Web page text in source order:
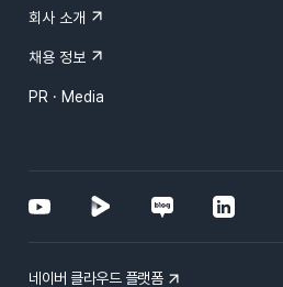
회사 소개
채용 정보
PR · Media
네이버 클라우드 플랫폼